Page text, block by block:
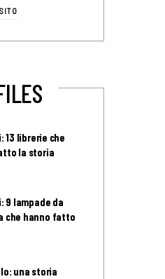
13 librerie che
la storia
9 lampade da
che hanno fatto
una storia